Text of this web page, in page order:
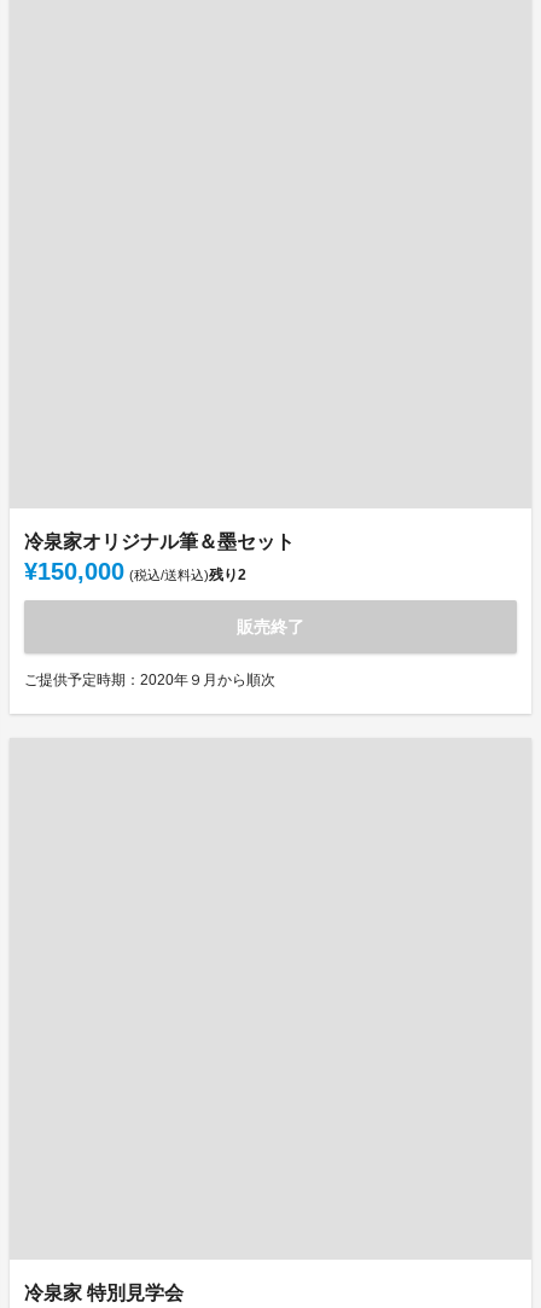
冷泉家オリジナル筆＆墨セット
¥150,000 (税込/送料込)残り2
販売終了
ご提供予定時期：2020年９月から順次
冷泉家 特別見学会